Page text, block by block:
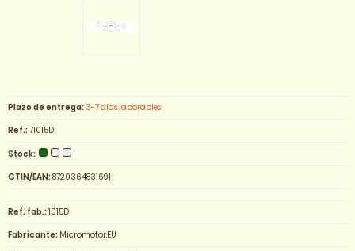
Plazo de entrega: 3-7 días laborables
Ref.:71015D
Stock:
GTIN/EAN:8720364831691
Ref. fab.:1015D
Fabricante: Micromotor.EU